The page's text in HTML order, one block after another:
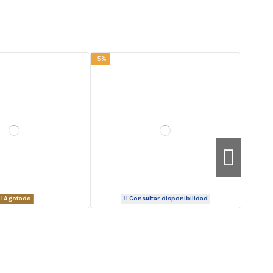
Agotado
-5%
Consultar disponibilidad